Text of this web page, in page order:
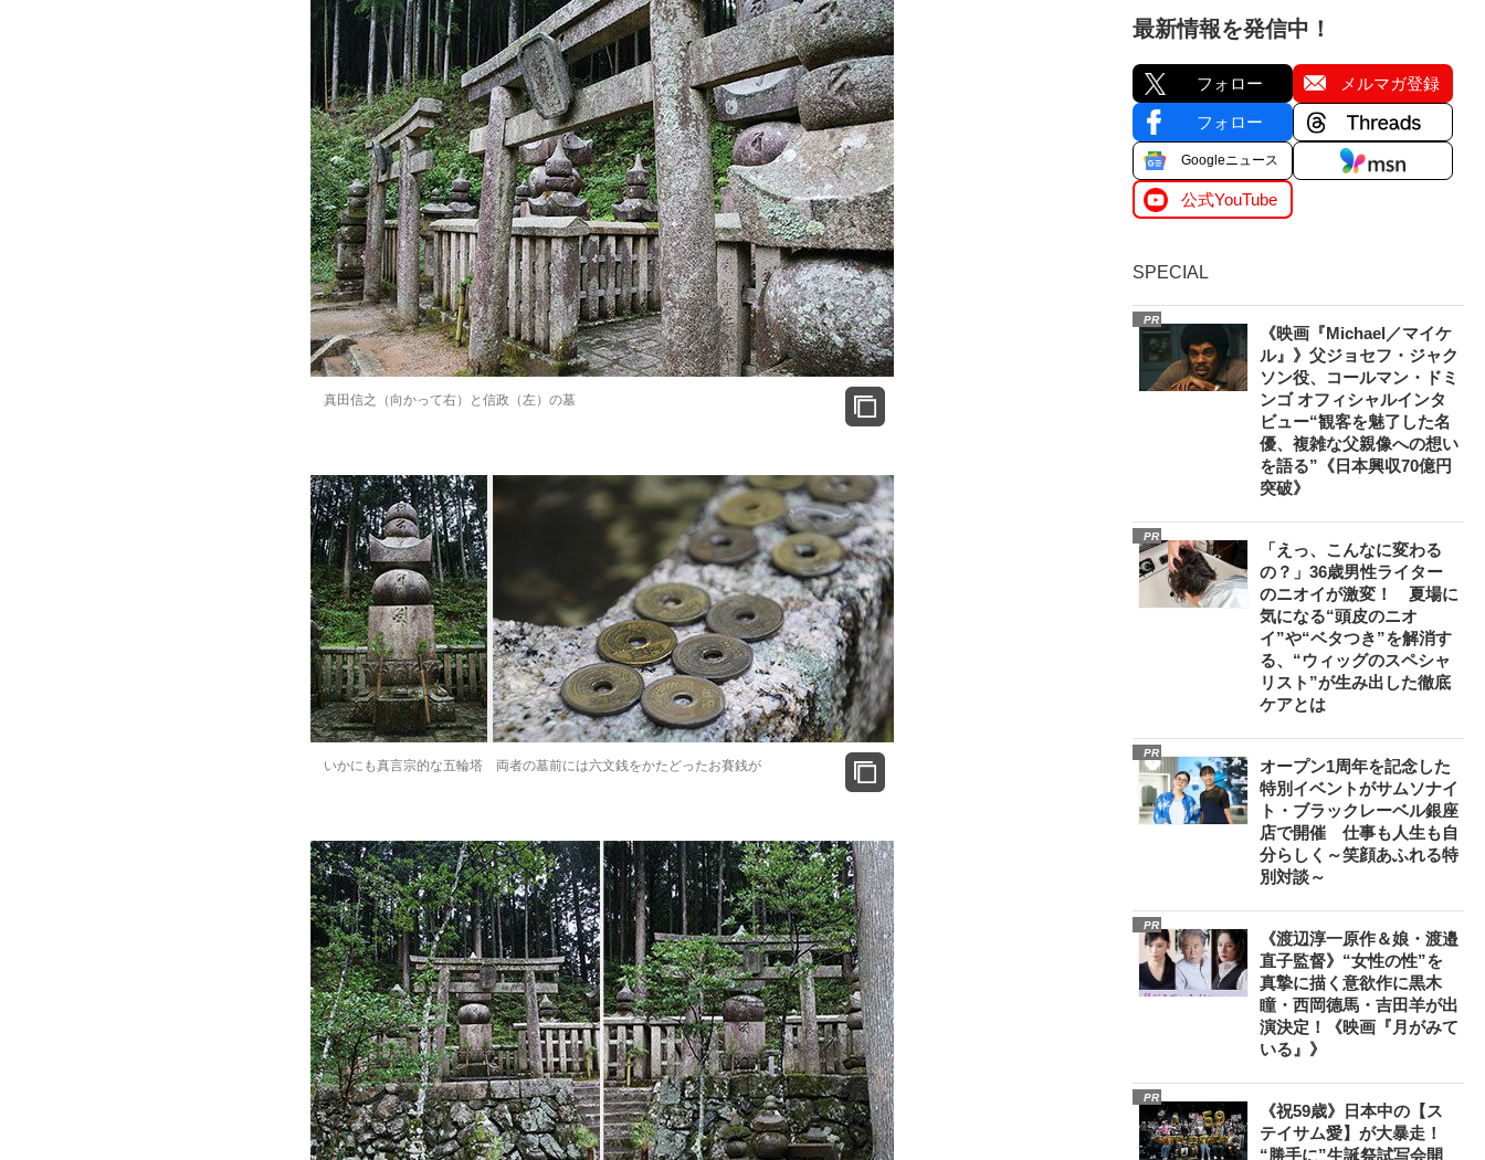
真田信之（向かって右）と信政（左）の墓
いかにも真言宗的な五輪塔 両者の墓前には六文銭をかたどったお賽銭が
最新情報を発信中！
フォロー メルマガ登録
フォロー
Googleニュース
公式YouTube
SPECIAL
PR
《映画『Michael／マイケ
ル』》父ジョセフ・ジャク
ソン役、コールマン・ドミ
ンゴ オフィシャルインタ
ビュー“観客を魅了した名
優、複雑な父親像への想い
を語る”《日本興収70億円
突破》
PR
「えっ、こんなに変わる
の？」36歳男性ライター
のニオイが激変！ 夏場に
気になる“頭皮のニオ
イ”や“ベタつき”を解消す
る、“ウィッグのスペシャ
リスト”が生み出した徹底
ケアとは
PR
オープン1周年を記念した
特別イベントがサムソナイ
ト・ブラックレーベル銀座
店で開催 仕事も人生も自
分らしく～笑顔あふれる特
別対談～
PR
《渡辺淳一原作＆娘・渡邉
直子監督》“女性の性”を
真摯に描く意欲作に黒木
瞳・西岡德馬・吉田羊が出
演決定！《映画『月がみて
いる』》
PR
《祝59歳》日本中の【ス
テイサム愛】が大暴走！
“勝手に”生誕祭試写会開